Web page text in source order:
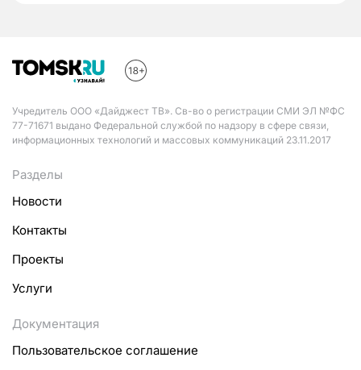
Учредитель ООО «Дайджест ТВ». Св-во о регистрации СМИ ЭЛ №ФС
77-71671 выдано Федеральной службой по надзору в сфере связи,
информационных технологий и массовых коммуникаций 23.11.2017
Разделы
Новости
Контакты
Проекты
Услуги
Документация
Пользовательское соглашение